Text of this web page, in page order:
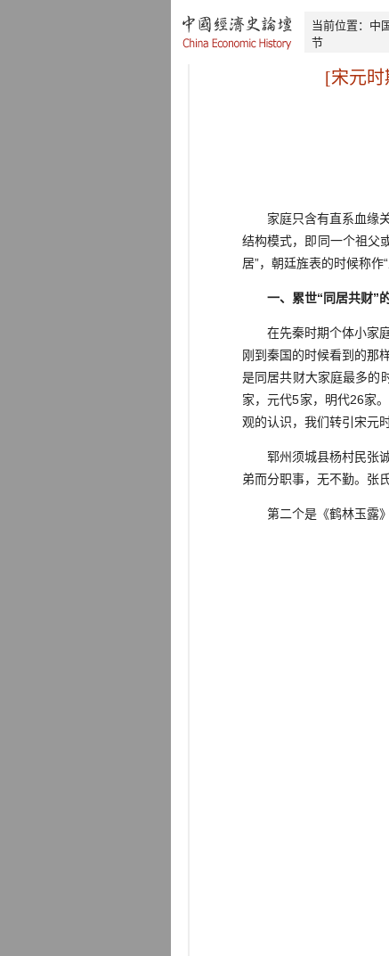
当前位置： 中
节
[宋元
家庭只含有直系血缘关
结构模式，即同一个祖父
居”，朝廷旌表的时候称作
一、累世“同居共财”
在先秦时期个体小家庭
刚到秦国的时候看到的那
是同居共财大家庭最多的
家，元代5家，明代26家
观的认识，我们转引宋元
郓州须城县杨村民张诚
弟而分职事，无不勤。张
第二个是《鹤林玉露》